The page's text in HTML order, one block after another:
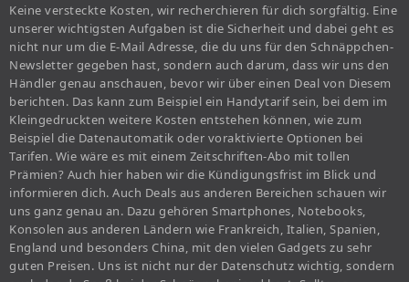
Keine versteckte Kosten, wir recherchieren für dich sorgfältig. Eine
unserer wichtigsten Aufgaben ist die Sicherheit und dabei geht es
nicht nur um die E-Mail Adresse, die du uns für den Schnäppchen-
Newsletter gegeben hast, sondern auch darum, dass wir uns den
Händler genau anschauen, bevor wir über einen Deal von Diesem
berichten. Das kann zum Beispiel ein Handytarif sein, bei dem im
Kleingedruckten weitere Kosten entstehen können, wie zum
Beispiel die Datenautomatik oder voraktivierte Optionen bei
Tarifen. Wie wäre es mit einem Zeitschriften-Abo mit tollen
Prämien? Auch hier haben wir die Kündigungsfrist im Blick und
informieren dich. Auch Deals aus anderen Bereichen schauen wir
uns ganz genau an. Dazu gehören Smartphones, Notebooks,
Konsolen aus anderen Ländern wie Frankreich, Italien, Spanien,
England und besonders China, mit den vielen Gadgets zu sehr
guten Preisen. Uns ist nicht nur der Datenschutz wichtig, sondern